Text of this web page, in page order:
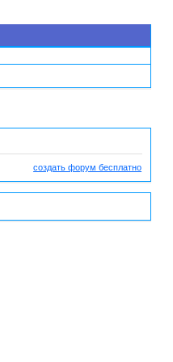
создать форум бесплатно